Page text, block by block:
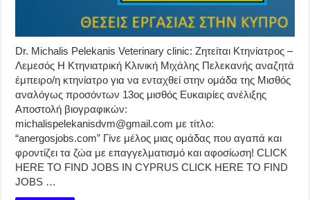
Dr. Michalis Pelekanis Veterinary clinic: Ζητείται Κτηνίατρος –
Λεμεσός Η Κτηνιατρική Κλινική Μιχάλης Πελεκανής αναζητά
έμπειρο/η κτηνίατρο για να ενταχθεί στην ομάδα της Μισθός
αναλόγως προσόντων 13ος μισθός Ευκαιρίες ανέλιξης
Αποστολή βιογραφικών:
michalispelekanisdvm@gmail.com με τίτλο:
“anergosjobs.com” Γίνε μέλος μιας ομάδας που αγαπά και
φροντίζει τα ζώα με επαγγελματισμό και αφοσίωση! CLICK
HERE TO FIND JOBS IN CYPRUS CLICK HERE TO FIND
JOBS …